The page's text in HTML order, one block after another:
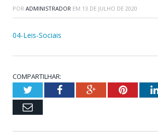
POR ADMINISTRADOR EM 13 DE JULHO DE 2020
04-Leis-Sociais
COMPARTILHAR:
TwitterFacebookGoogle+
Email